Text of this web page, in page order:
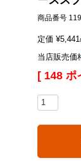
商品番号
定価 ¥5,441
当店販売価
[ 148 ポ